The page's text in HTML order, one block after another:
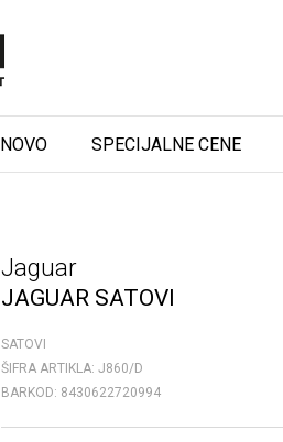
NOVO SPECIJALNE CENE
Jaguar
JAGUAR SATOVI
SATOVI
ŠIFRA ARTIKLA: J860/D
BARKOD: 8430622720994